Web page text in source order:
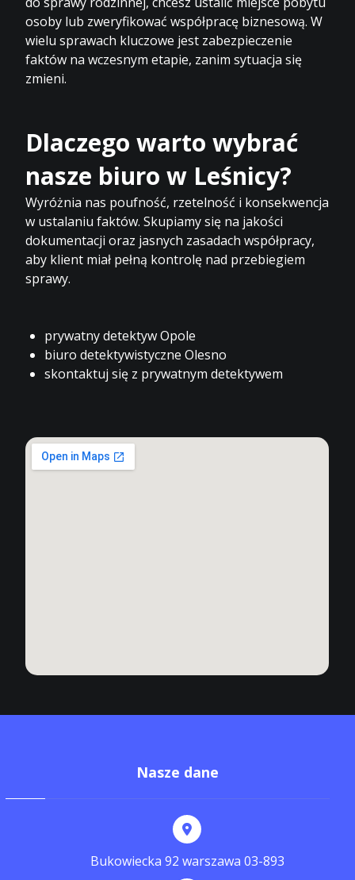
osoby lub zweryfikować współpracę biznesową. W
wielu sprawach kluczowe jest zabezpieczenie
faktów na wczesnym etapie, zanim sytuacja się
zmieni.
Dlaczego warto wybrać
nasze biuro w Leśnicy?
Wyróżnia nas poufność, rzetelność i konsekwencja
w ustalaniu faktów. Skupiamy się na jakości
dokumentacji oraz jasnych zasadach współpracy,
aby klient miał pełną kontrolę nad przebiegiem
sprawy.
prywatny detektyw Opole
biuro detektywistyczne Olesno
skontaktuj się z prywatnym detektywem
Nasze dane
Bukowiecka 92 warszawa 03-893